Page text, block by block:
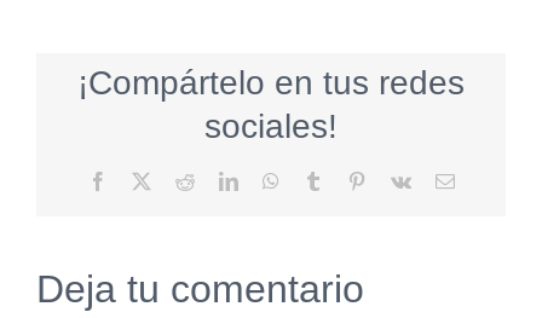
¡Compártelo en tus redes
sociales!
Facebook RedditLinkedInWhatsApp
Tumblr Pinterest
Vk
Correo
Deja tu comentario